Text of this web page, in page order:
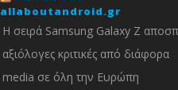
allaboutandroid.gr
Η σειρά Samsung Galaxy Z
αξιόλογες κριτικές από διάφορα
media σε όλη την Ευρώπη